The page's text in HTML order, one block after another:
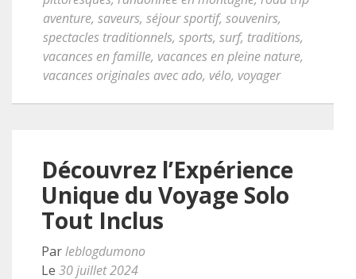
aventure, saveurs, séjour sportif, souvenirs,
spectacles traditionnels, sports, surf, traditions,
vacances en famille, vacances en pleine nature,
vacances originales avec ado, vélo, voyager
Découvrez l’Expérience
Unique du Voyage Solo
Tout Inclus
Parleblogdumono
Le 30 juillet 2024